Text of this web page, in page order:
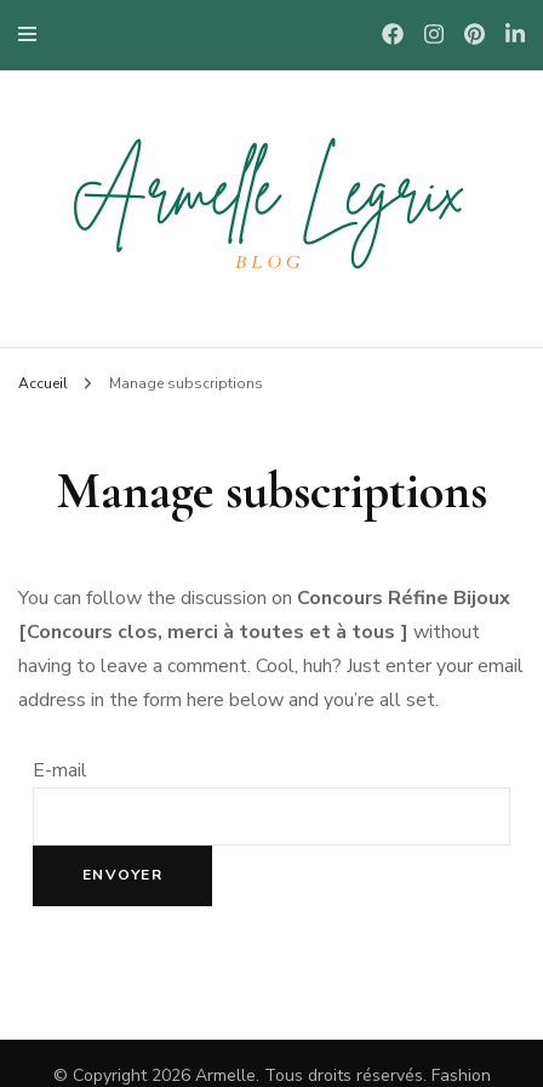
Armelle
Accueil Manage subscriptions
Manage subscriptions
You can follow the discussion on Concours Réfine Bijoux
[Concours clos, merci à toutes et à tous ] without
having to leave a comment. Cool, huh? Just enter your email
address in the form here below and you’re all set.
E-mail
© Copyright 2026 Armelle. Tous droits réservés. Fashion